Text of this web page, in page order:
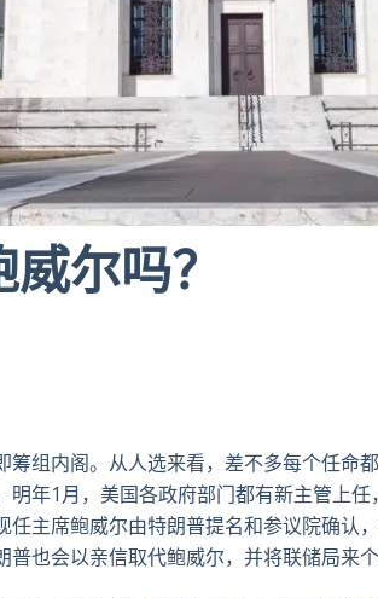
尔吗？
组内阁。从人选来看，差不多每个任命
年1月，美国各政府部门都有新主管上
主席鲍威尔由特朗普提名和参议院确认
也会以亲信取代鲍威尔，并将联储局来个